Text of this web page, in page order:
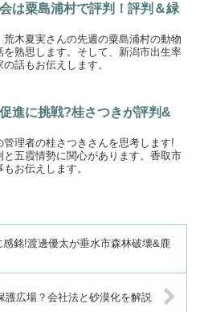
は粟島浦村で評判！評判＆緑
木夏実さんの先週の粟島浦村の動物
熟思します。そして、新潟市出生率
話もお伝えします。
進に挑戦?桂さつきが評判&
理者の桂さつきさんを思考します!
五霞情勢に関心があります。香取市
お伝えします。
銘!渡邊優太が垂水市森林破壊&鹿
護広場？会社法と砂漠化を解説